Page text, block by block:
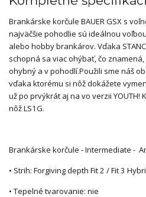
Brankárske korčule BAUER GSX s
najväčšie pohodlie sú ideálnou
alebo hobby brankárov. Vďaka
schopná sa viac ohýbať, čo
ohybný a v pohodlí.Použili sme náš
vďaka ktorému si nôž dokážete
už po prvýkrát aj na vo verzii
nôž LS1G.
Brankárske korčule - Intermediate -
• Strih: Forgiving depth Fit 2 / Fit 3
• Tepelné tvarovanie: nie